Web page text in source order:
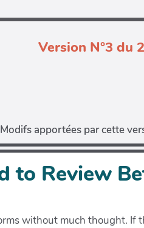
Version N°3 du
Modifs apportées par cette